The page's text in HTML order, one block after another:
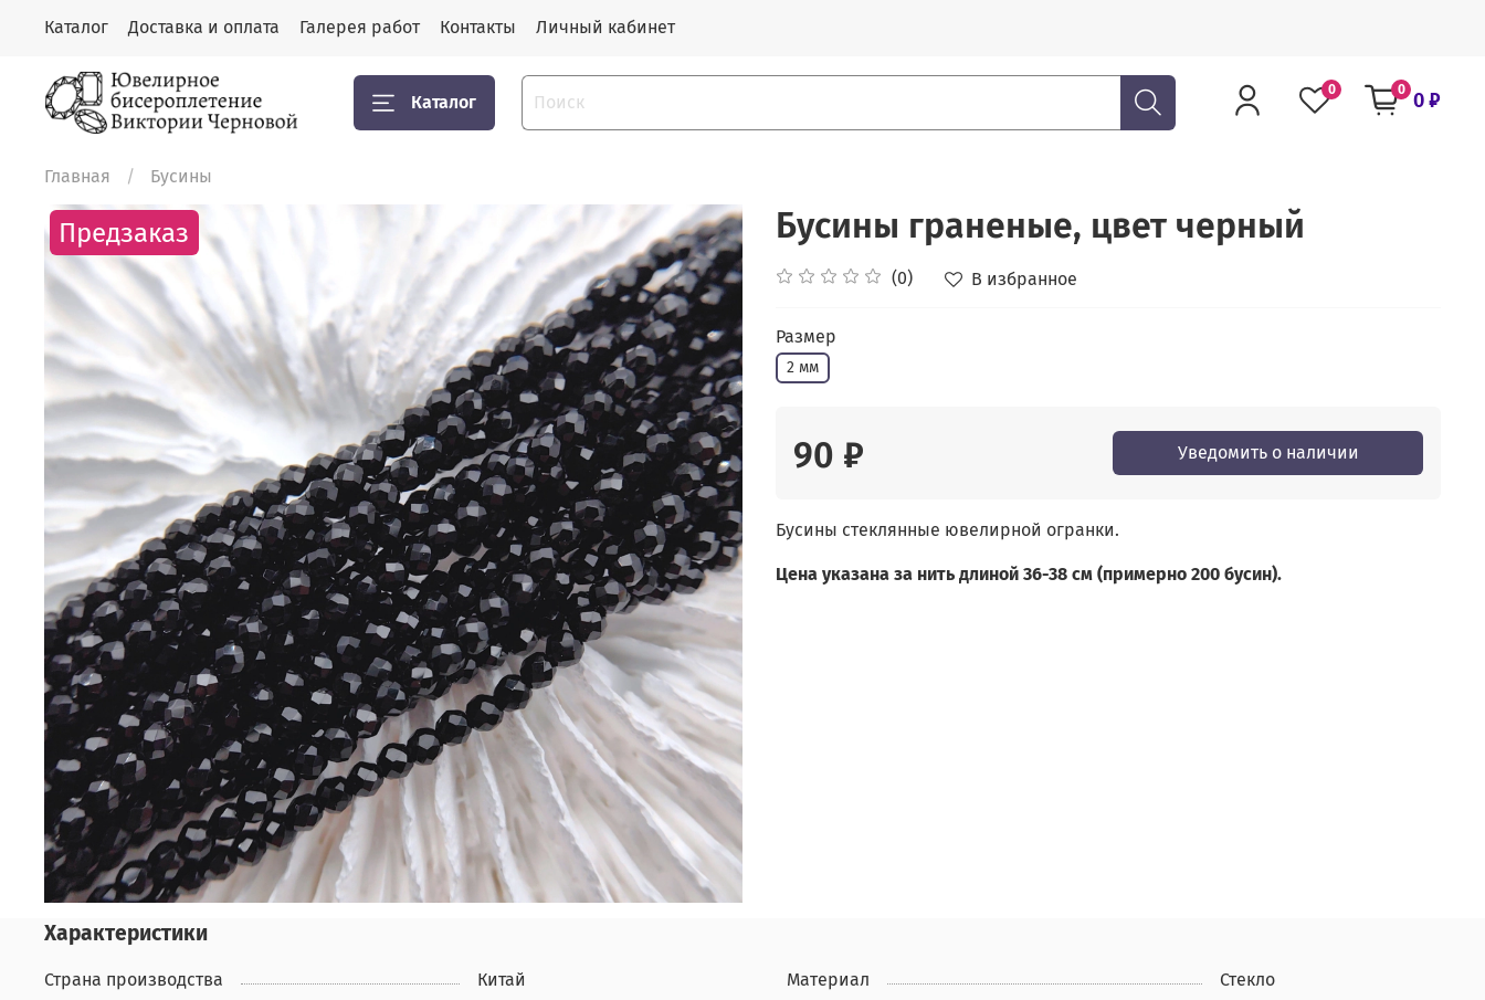
Каталог Доставка и оплата Галерея работ Контакты Личный кабинет
Каталог
0 0 0 ₽
Главная Бусины
Предзаказ Бусины граненые, цвет черный
(0) В избранное
Размер
2 мм
90 ₽ Уведомить о наличии
Бусины стеклянные ювелирной огранки.
Цена указана за нить длиной 36-38 см (примерно 200 бусин).
Характеристики
Страна производства Китай Материал Стекло